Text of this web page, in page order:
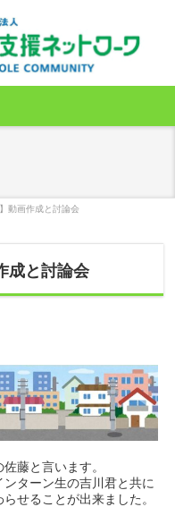
動画作成と討論会
成と討論会
藤と言います。
ターン生の吉川君と共に
せることが出来ました。